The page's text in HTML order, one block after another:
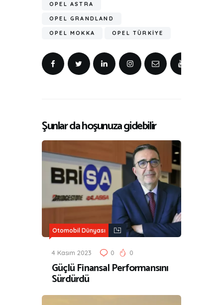
OPEL ASTRA
OPEL GRANDLAND
OPEL MOKKA OPEL TÜRKIYE
Şunlar da hoşunuza gidebilir
Otomobil Dünyası
4 Kasım 2023 0 0
Güçlü Finansal Performansını
Sürdürdü